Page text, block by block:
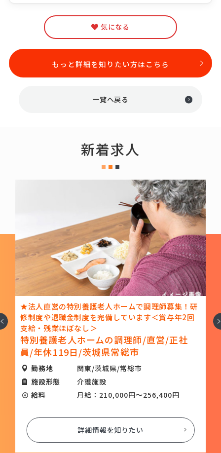
気になる
もっと詳細を知りたい方はこちら
一覧へ戻る
新着求人
★法人直営の特別養護老人ホームで調理師募集！研
修制度や退職金制度を完備しています＜賞与年2回
支給・残業ほぼなし＞
特別養護老人ホームの調理師/直営/正社
員/年休119日/茨城県常総市
勤務地
関東/茨城県/常総市
施設形態
介護施設
給料
月給：210,000円～256,400円
詳細情報を知りたい
次